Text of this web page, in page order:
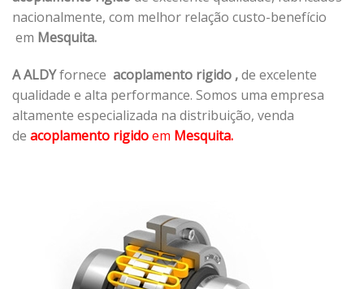
nacionalmente, com melhor relação custo-benefício
em Mesquita.
A ALDYfornece acoplamento rigido ,de excelente
qualidade e alta performance. Somos uma empresa
altamente especializada na distribuição, venda
de acoplamento rigidoem Mesquita.